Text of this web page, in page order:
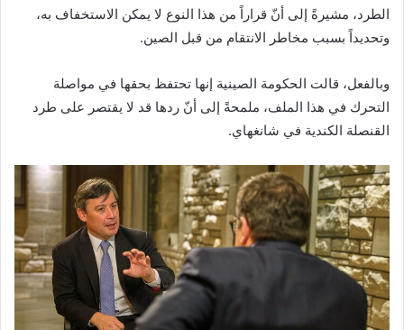
الطرد، مشيرةً إلى أنّ قراراً من هذا النوع لا يمكن الاستخفاف به،
وتحديداً بسبب مخاطر الانتقام من قبل الصين.
وبالفعل، قالت الحكومة الصينية إنها تحتفظ بحقها في مواصلة
التحرك في هذا الملف، ملمحةً إلى أنّ ردها قد لا يقتصر على طرد
القنصلة الكندية في شانغهاي.